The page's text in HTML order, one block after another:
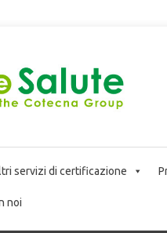
servizi di certificazione
noi